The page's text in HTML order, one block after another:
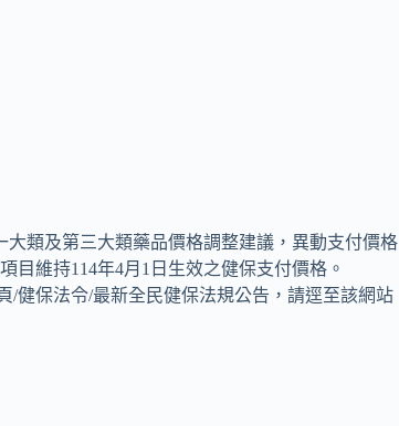
大類及第三大類藥品價格調整建議，異動支付價格
目維持114年4月1日生效之健保支付價格。
/健保法令/最新全民健保法規公告，請逕至該網站